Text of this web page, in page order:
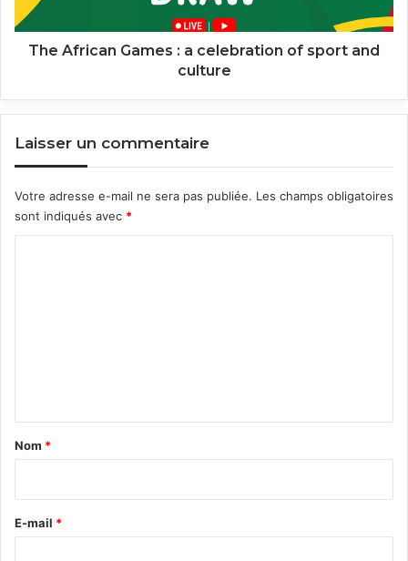
sport
and
culture
The African Games : a celebration of sport and
culture
Laisser un commentaire
Votre adresse e-mail ne sera pas publiée. Les champs obligatoires
sont indiqués avec *
a
e
Nom *
E-mail *